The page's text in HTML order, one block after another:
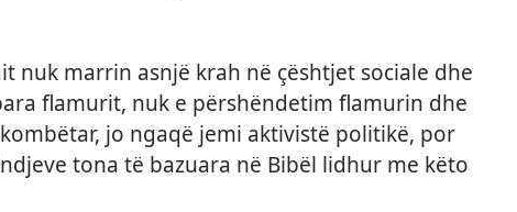
nuk marrin asnjë krah në çështjet sociale dhe
flamurit, nuk e përshëndetim flamurin dhe
jo ngaqë jemi aktivistë politikë, por
tona të bazuara në Bibël lidhur me këto